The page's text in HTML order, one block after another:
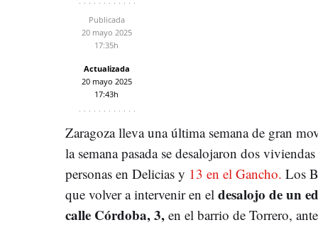
Publicada
20 mayo 2025
17:35h
Actualizada
20 mayo 2025
17:43h
Zaragoza lleva una última semana de gran
la semana pasada se desalojaron dos
personas en Delicias y 13 en el Gancho. Los
que volver a intervenir en el desalojo de un
calle Córdoba, 3, en el barrio de Torrero,